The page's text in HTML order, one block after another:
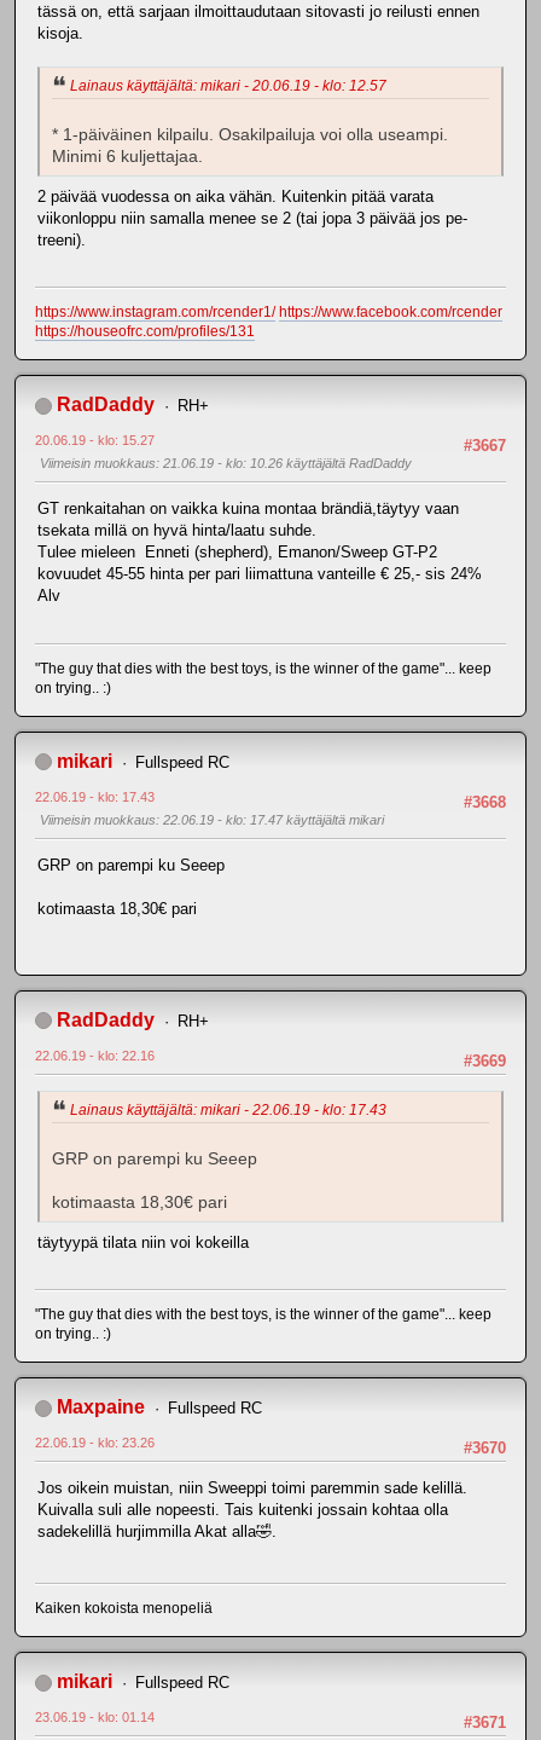
tässä on, että sarjaan ilmoittaudutaan sitovasti jo reilusti ennen
kisoja.
Lainaus käyttäjältä: mikari - 20.06.19 - klo: 12.57
* 1-päiväinen kilpailu. Osakilpailuja voi olla useampi.
Minimi 6 kuljettajaa.
2 päivää vuodessa on aika vähän. Kuitenkin pitää varata
viikonloppu niin samalla menee se 2 (tai jopa 3 päivää jos pe-
treeni).
https://www.instagram.com/rcender1/ https://www.facebook.com/rcender
https://houseofrc.com/profiles/131
RadDaddy RH+
#3667
20.06.19 - klo: 15.27
Viimeisin muokkaus: 21.06.19 - klo: 10.26 käyttäjältä RadDaddy
GT renkaitahan on vaikka kuina montaa brändiä,täytyy vaan
tsekata millä on hyvä hinta/laatu suhde.
Tulee mieleen Enneti (shepherd), Emanon/Sweep GT-P2
kovuudet 45-55 hinta per pari liimattuna vanteille € 25,- sis 24%
Alv
"The guy that dies with the best toys, is the winner of the game"... keep
on trying.. :)
mikari Fullspeed RC
#3668
22.06.19 - klo: 17.43
Viimeisin muokkaus: 22.06.19 - klo: 17.47 käyttäjältä mikari
GRP on parempi ku Seeep
kotimaasta 18,30€ pari
RadDaddy RH+
#3669
22.06.19 - klo: 22.16
Lainaus käyttäjältä: mikari - 22.06.19 - klo: 17.43
GRP on parempi ku Seeep
kotimaasta 18,30€ pari
täytyypä tilata niin voi kokeilla
"The guy that dies with the best toys, is the winner of the game"... keep
on trying.. :)
Maxpaine Fullspeed RC
#3670
22.06.19 - klo: 23.26
Jos oikein muistan, niin Sweeppi toimi paremmin sade kelillä.
Kuivalla suli alle nopeesti. Tais kuitenki jossain kohtaa olla
sadekelillä hurjimmilla Akat alla🤣.
Kaiken kokoista menopeliä
mikari Fullspeed RC
#3671
23.06.19 - klo: 01.14